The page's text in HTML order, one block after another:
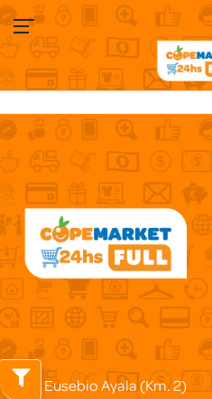
Suc. Eusebio Ayala (Km. 2)